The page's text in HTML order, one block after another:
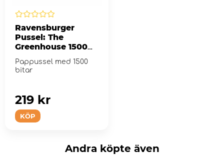
Ravensburger
Pussel: The
Greenhouse 1500
Bitar
Pappussel med 1500
bitar
KÖP
219 kr
Andra köpte även